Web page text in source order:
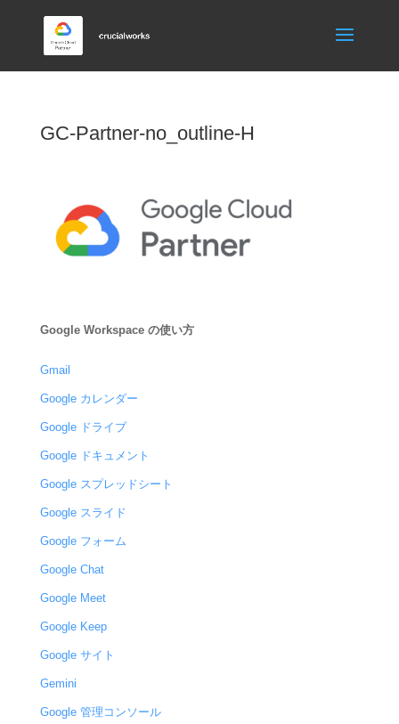
GC-Partner-no_outline-H
Google Workspace の使い方
Gmail
Google カレンダー
Google ドライブ
Google ドキュメント
Google スプレッドシート
Google スライド
Google フォーム
Google Chat
Google Meet
Google Keep
Google サイト
Gemini
Google 管理コンソール